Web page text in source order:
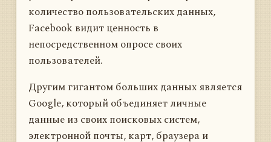
количество пользовательских данных,
Facebook видит ценность в
непосредственном опросе своих
пользователей.
Другим гигантом больших данных является
Google, который объединяет личные
данные из своих поисковых систем,
электронной почты, карт, браузера и